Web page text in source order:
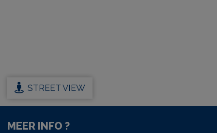
STREET VIEW
MEER INFO ?